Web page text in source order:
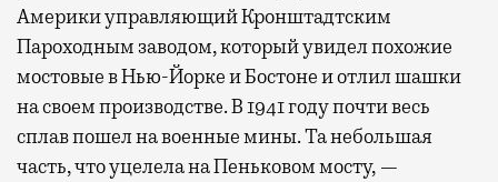
Америки управляющий Кронштадтским
Пароходным заводом, который увидел похожие
мостовые в Нью-Йорке и Бостоне и отлил шашки
на своем производстве. В 1941 году почти весь
сплав пошел на военные мины. Та небольшая
часть, что уцелела на Пеньковом мосту, —